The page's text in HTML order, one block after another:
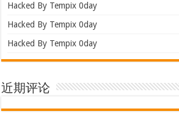
Hacked By Tempix 0day
Hacked By Tempix 0day
Hacked By Tempix 0day
近期评论